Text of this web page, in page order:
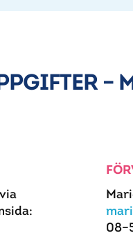
–